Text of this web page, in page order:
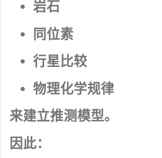
岩石
同位素
行星比较
物理化学规律
来建立推测模型。
因此：